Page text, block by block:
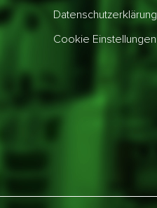
Datenschutzerklärung
Cookie Einstellungen